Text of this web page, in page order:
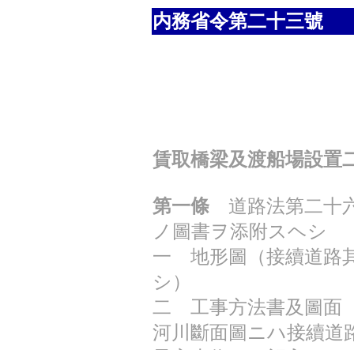
内務省令第二十三號
賃取橋梁及渡船場設置
第一條 道路法第二十
ノ圖書ヲ添附スヘシ
一 地形圖（接續道路
シ）
二 工事方法書及圖面
河川斷面圖ニハ接續道